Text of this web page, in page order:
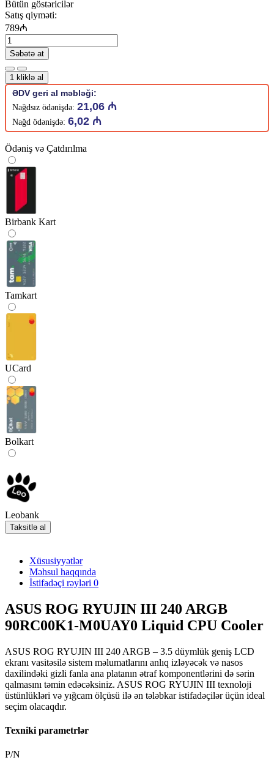
Bütün göstəricilər
Satış qiyməti:
789₼
Səbətə at
1 kliklə al
ƏDV geri al məbləği:
Nağdsız ödənişdə: 21,06 ₼
Nağd ödənişdə: 6,02 ₼
Ödəniş və Çatdırılma
Birbank Kart
Tamkart
UCard
Bolkart
Leobank
Taksitlə al
Xüsusiyyətlər
Məhsul haqqında
İstifadəçi rəyləri 0
ASUS ROG RYUJIN III 240 ARGB
90RC00K1-M0UAY0 Liquid CPU Cooler
ASUS ROG RYUJIN III 240 ARGB – 3.5 düymlük geniş LCD
ekranı vasitəsilə sistem məlumatlarını anlıq izləyəcək və nasos
daxilindəki gizli fanla ana platanın ətraf komponentlərini də sərin
qalmasını təmin edəcəksiniz. ASUS ROG RYUJIN III texnoloji
üstünlükləri və yığcam ölçüsü ilə ən tələbkar istifadəçilər üçün ideal
seçim olacaqdır.
Texniki parametrlər
P/N